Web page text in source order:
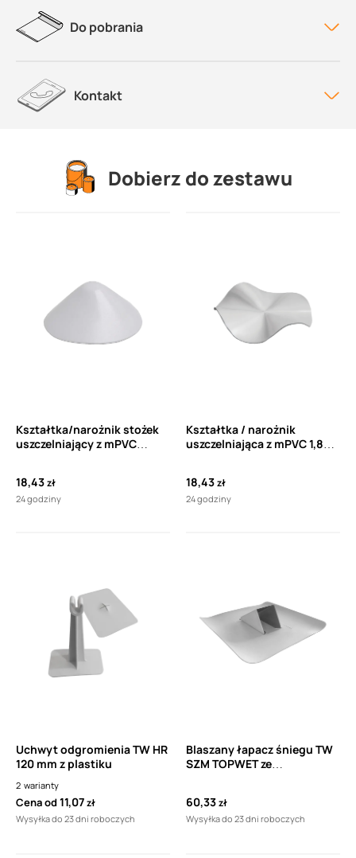
Do pobrania
Kontakt
Dobierz do zestawu
Kształtka/narożnik stożek
uszczelniający z mPVC
18,43zł
24 godziny
Kształtka / narożnik
uszczelniająca z mPVC 1,8
18,43zł
24 godziny
Uchwyt odgromienia TW HR
120 mm z plastiku
2 warianty
Cena od11,07zł
Wysyłka do 23 dni roboczych
Blaszany łapacz śniegu TW
SZM TOPWET ze
60,33zł
Wysyłka do 23 dni roboczych